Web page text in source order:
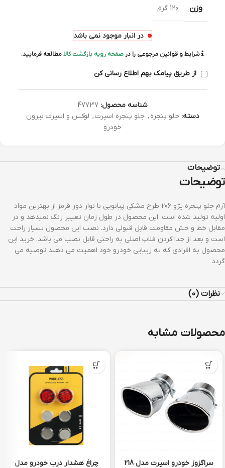
وزن 120 گرم
در انبار موجود نمی باشد
شرایط و قوانین مرجوعی را درصفحه رویه بازگشت کالامطالعه فرمایید.
از طریق پیامک بهم اطلاع رسانی کن
شناسه محصول: 47737
دسته: جلو پنجره , جلو پنجره اسپرت, لوکس و اسپرت بیرون
خودرو
توضیحات
توضیحات
آرم جلو پنجره پژو 206 طرح مشکی پیانویی با نوار دور قرمز از بهترین مواد
اولیه تولید شده است. این محصول در طول زمان تغییر رنگ نمیدهد و در
مقابل خط و خش مقاومت قابل قبولی دارد. نصب این محصول بسیار راحت
است و بعد از جدا کردن فلاپ اصلی به راحتی قابل نصب می باشد. خرید این
محصول به افرادی که به زیبایی خودرو خود اهمیت می دهند توصیه می
گردد
نظرات (0)
محصولات مشابه
سراگزوز خودرو اسپرت مدل 218 چراغ هشدار درب خودرو مدل